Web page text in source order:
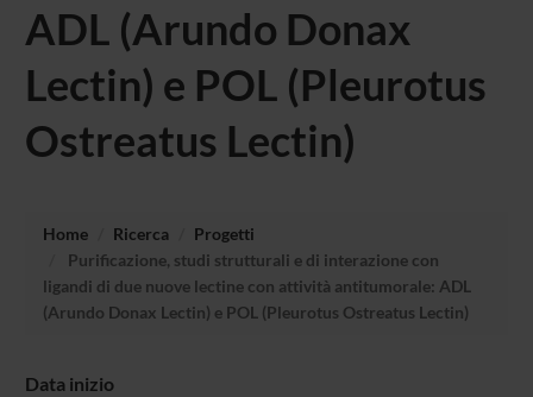
ADL (Arundo Donax
Lectin) e POL (Pleurotus
Ostreatus Lectin)
Home Ricerca
Progetti
Purificazione, studi strutturali e di interazione con
ligandi di due nuove lectine con attività antitumorale: ADL
(Arundo Donax Lectin) e POL (Pleurotus Ostreatus Lectin)
Data inizio